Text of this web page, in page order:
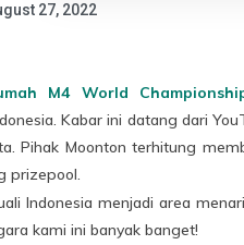
27, 2022
M4 World
Kabar ini datang dari
Pihak Moonton terhitung
prizepool.
Indonesia menjadi area
kami ini banyak banget!